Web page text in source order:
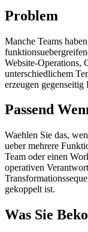
Problem
Manche Teams
Website-Operations,
unterschiedlichem
erzeugen gegenseitig
Passend
Waehlen Sie das,
ueber mehrere
Team oder einen
operativen
gekoppelt ist.
Was Sie